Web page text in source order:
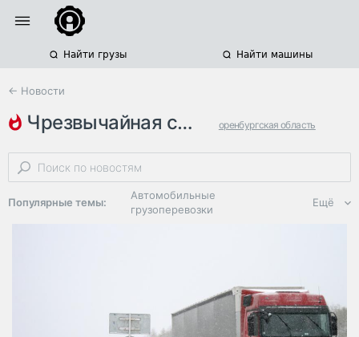
Найти грузы Найти машины
← Новости
чрезвычайная ситуация оренбургская область
ограничение движения паводок
Популярные темы:
Автомобильные
грузоперевозки
Дороги,
инфраструктура
Ещё